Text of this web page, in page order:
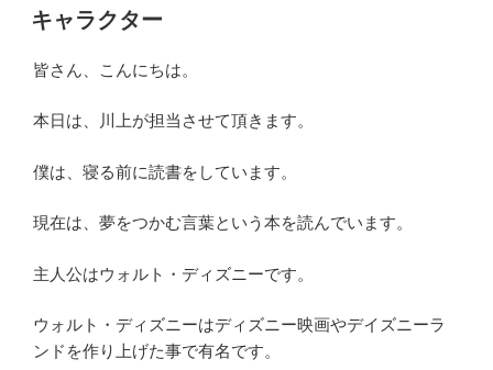
稿
日:
キャラクター
皆さん、こんにちは。
本日は、川上が担当させて頂きます。
僕は、寝る前に読書をしています。
現在は、夢をつかむ言葉という本を読んでいます。
主人公はウォルト・ディズニーです。
ウォルト・ディズニーはディズニー映画やデイズニーラ
ンドを作り上げた事で有名です。